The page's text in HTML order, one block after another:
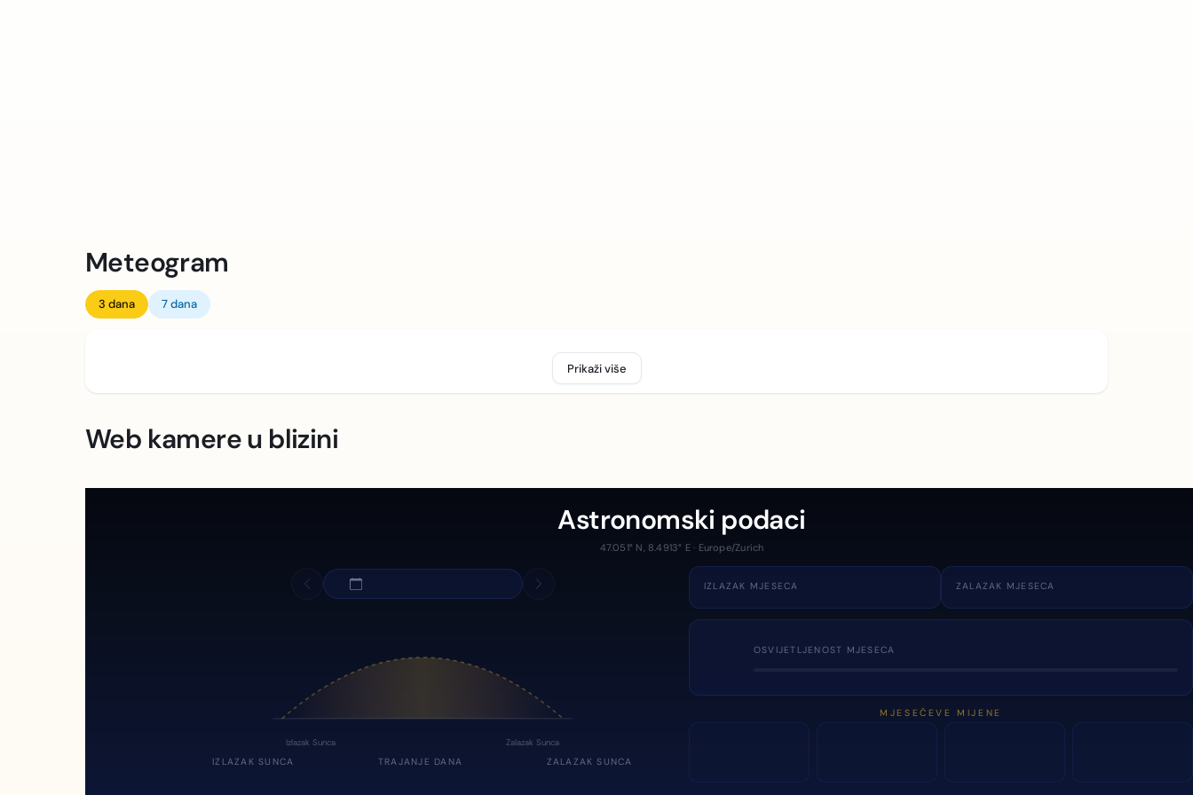
Meteogram
3 dana 7 dana
Prikaži više
Web kamere u blizini
Astronomski podaci
47.051° N, 8.4913° E · Europe/Zurich
Izlazak Sunca Zalazak Sunca
IZLAZAK SUNCA TRAJANJE DANA ZALAZAK SUNCA
IZLAZAK MJESECA ZALAZAK MJESECA
OSVIJETLJENOST MJESECA
MJESEČEVE MIJENE